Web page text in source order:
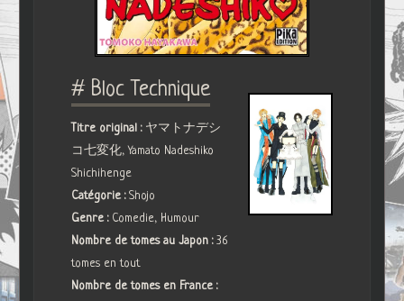
# Bloc Technique
Titre original : ヤマトナデシ
コ七変化, Yamato Nadeshiko
Shichihenge
Catégorie :Shojo
Genre : Comedie, Humour
Nombre de tomes au Japon :36
tomes en tout
Nombre de tomes en France :